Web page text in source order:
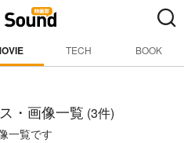
TECH BOOK
・画像一覧 (3件)
一覧です